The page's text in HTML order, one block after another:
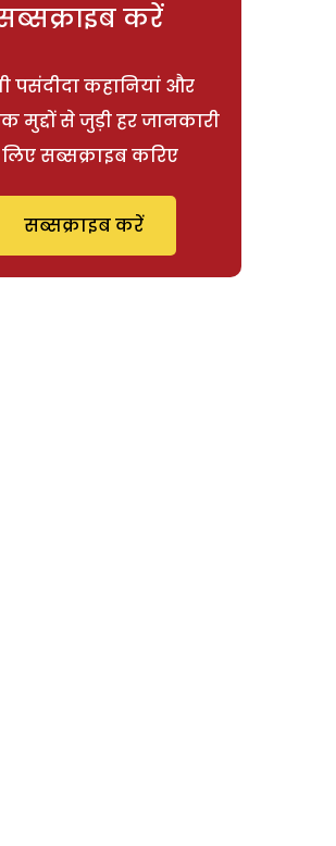
करें
पसंदीदा कहानियां और
मुद्दों से जुड़ी हर जानकारी
सब्सक्राइब करिए
सब्सक्राइब करें